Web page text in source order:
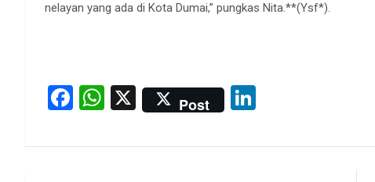
nelayan yang ada di Kota Dumai,” pungkas Nita.**(Ysf*).
F
ce
W
at
X Post
ke